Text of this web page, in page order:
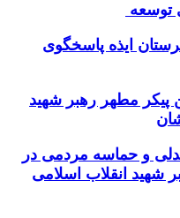
توسعه
ایذه پاسخگوی
پیکر مطهر رهبر شهید
و حماسه مردمی در
شهید انقلاب اسلامی